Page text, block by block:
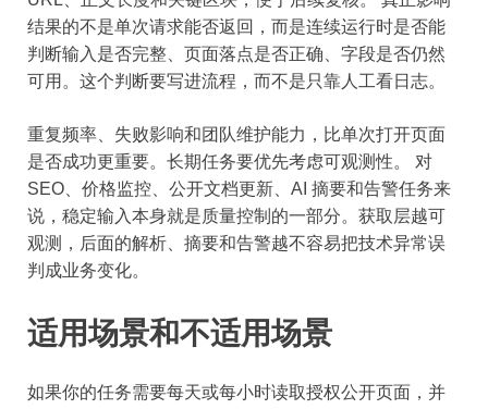
结果的不是单次请求能否返回，而是连续运行时是否能
判断输入是否完整、页面落点是否正确、字段是否仍然
可用。这个判断要写进流程，而不是只靠人工看日志。
重复频率、失败影响和团队维护能力，比单次打开页面
是否成功更重要。长期任务要优先考虑可观测性。 对
SEO、价格监控、公开文档更新、AI 摘要和告警任务来
说，稳定输入本身就是质量控制的一部分。获取层越可
观测，后面的解析、摘要和告警越不容易把技术异常误
判成业务变化。
适用场景和不适用场景
如果你的任务需要每天或每小时读取授权公开页面，并